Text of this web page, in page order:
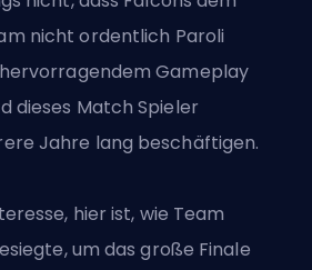
nicht ordentlich Paroli
Gameplay
dieses Match Spieler
Jahre lang beschäftigen.
hier ist, wie Team
um das große Finale